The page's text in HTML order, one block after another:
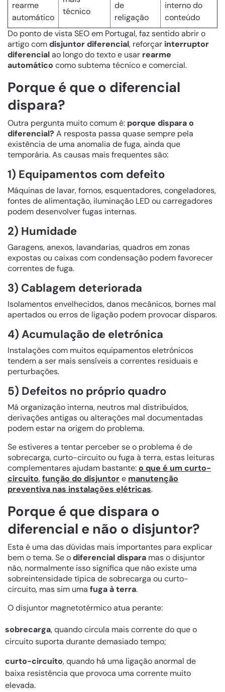
rearme
automático
técnico
de
religação
interno do
conteúdo
Do ponto de vista SEO em Portugal, faz sentido abrir o
artigo comdisjuntor diferencial, reforçar interruptor
diferencialao longo do texto e usar rearme
automático como subtema técnico e comercial.
Porque é que o diferencial
dispara?
Outra pergunta muito comum é: porque dispara o
diferencial? A resposta passa quase sempre pela
existência de uma anomalia de fuga, ainda que
temporária. As causas mais frequentes são:
1) Equipamentos com defeito
Máquinas de lavar, fornos, esquentadores, congeladores,
fontes de alimentação, iluminação LED ou carregadores
podem desenvolver fugas internas.
2) Humidade
Garagens, anexos, lavandarias, quadros em zonas
expostas ou caixas com condensação podem favorecer
correntes de fuga.
3) Cablagem deteriorada
Isolamentos envelhecidos, danos mecânicos, bornes mal
apertados ou erros de ligação podem provocar disparos.
4) Acumulação de eletrónica
Instalações com muitos equipamentos eletrónicos
tendem a ser mais sensíveis a correntes residuais e
perturbações.
5) Defeitos no próprio quadro
Má organização interna, neutros mal distribuídos,
derivações antigas ou alterações mal documentadas
podem estar na origem do problema.
Se estiveres a tentar perceber se o problema é de
sobrecarga, curto-circuito ou fuga à terra, estas leituras
complementares ajudam bastante:o que é um curto-
circuito,função do disjuntore manutenção
preventiva nas instalações elétricas.
Porque é que dispara o
diferencial e não o disjuntor?
Esta é uma das dúvidas mais importantes para explicar
bem o tema. Se odiferencial dispara mas o disjuntor
não, normalmente isso significa que não existe uma
sobreintensidade típica de sobrecarga ou curto-
circuito, mas sim uma fuga à terra.
O disjuntor magnetotérmico atua perante:
sobrecarga, quando circula mais corrente do que o
circuito suporta durante demasiado tempo;
curto-circuito, quando há uma ligação anormal de
baixa resistência que provoca uma corrente muito
elevada.